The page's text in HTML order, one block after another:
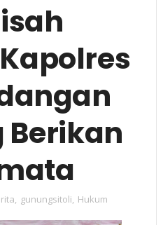
Berikan
, gunungsitoli, Hukum